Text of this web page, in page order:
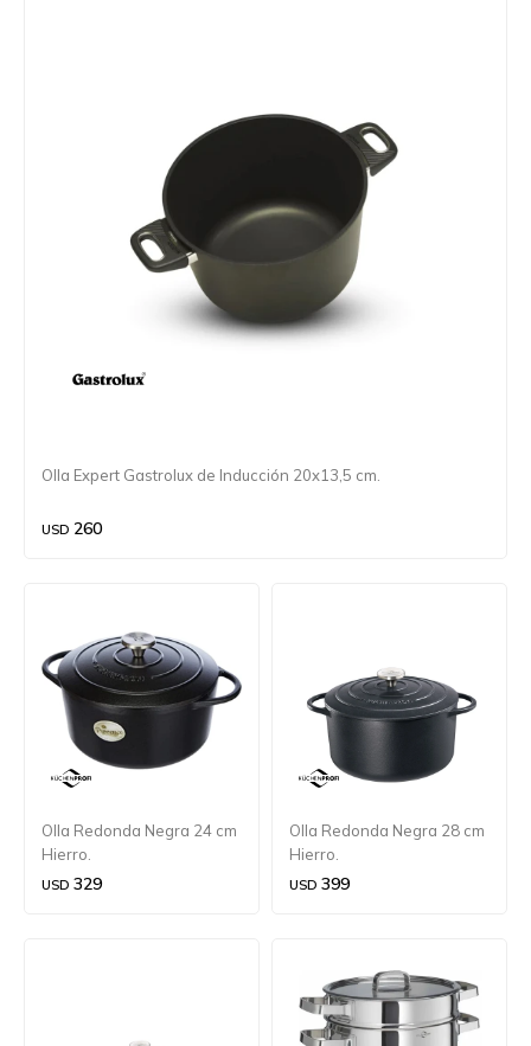
Olla Expert Gastrolux de Inducción 20x13,5 cm.
USD 260
Olla Redonda Negra 24 cm
Hierro.
USD 329
Olla Redonda Negra 28 cm
Hierro.
USD 399